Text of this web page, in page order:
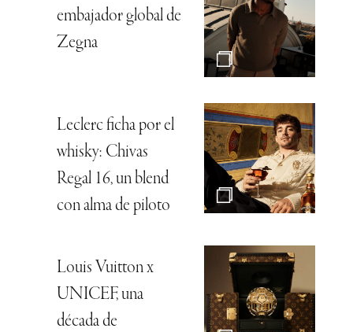
embajador global de
Zegna
Leclerc ficha por el
whisky: Chivas
Regal 16, un blend
con alma de piloto
Louis Vuitton x
UNICEF, una
década de